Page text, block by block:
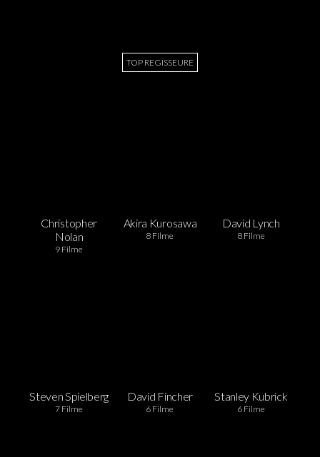
TOP REGISSEURE
Christopher
Nolan
9 Filme
Akira Kurosawa
8 Filme
David Lynch
8 Filme
Steven Spielberg
7 Filme
David Fincher
6 Filme
Stanley Kubrick
6 Filme